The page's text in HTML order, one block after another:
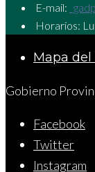
E-mail:
Horarios:
Mapa del
Gobierno
Facebook
Twitter
Instagram